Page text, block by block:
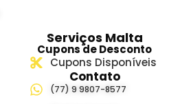
Serviços Malta
Cupons de Desconto
Cupons Disponíveis
Contato
(77) 9 9807-8577